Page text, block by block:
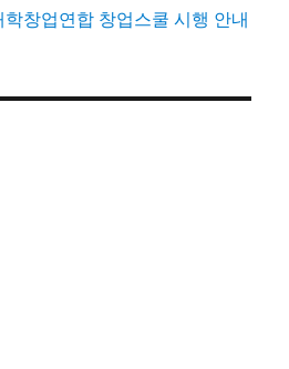
창업연합 창업스쿨 시행 안내